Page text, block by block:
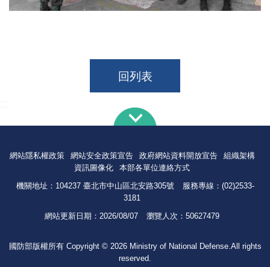
回列表
網站隱私權政策 網站安全政策宣告 政府網站資料開放宣告
組織架構
資訊圖像化
本部各單位連絡方式
機關地址：104237 臺北市中山區北安路305號
服務專線：(02)2533-
3181
網站更新日期： 2026/08/07 瀏覽人次： 50627479
國防部版權所有 Copyright © 2026 Ministry of National Defense.All rights
reserved.